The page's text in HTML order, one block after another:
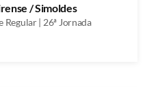
/ Simoldes
Regular | 26ª Jornada